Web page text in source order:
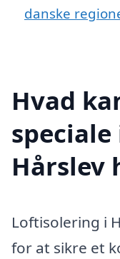
danske
Hvad
Hårslev
Loftisolering i
for at sikre et